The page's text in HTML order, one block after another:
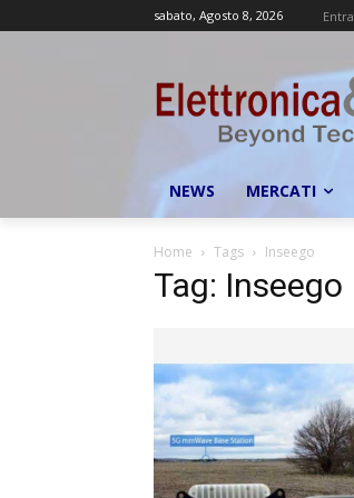
sabato, Agosto 8, 2026 Entra
NEWS MERCATI
Home Tags Inseego
Tag: Inseego